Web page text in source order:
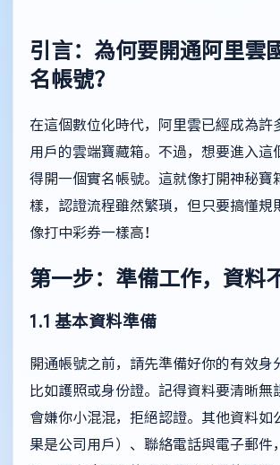
引言：為何要開通阿里雲
名帳號？
在這個數位化時代，阿里雲已經成為許
用戶的雲端寶藏箱。不過，想要進入這
得開一個實名帳號。這就像打開神秘寶
樣，認證流程雖然繁瑣，但只要搞懂規
像打中彩券一樣高！
第一步：準備工作，資料
1.1 基本資料準備
開通帳號之前，請先準備好你的有效身
比如護照或身份證。記得資料要清晰無
會嫌你小混混，拒絕認證。其他資料如
果是公司用戶）、聯絡電話與電子郵件